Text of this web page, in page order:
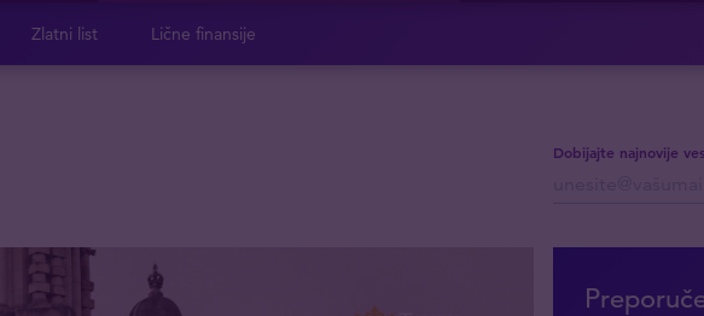
Zlatni list Lične finansije
Dobijajte najnovije